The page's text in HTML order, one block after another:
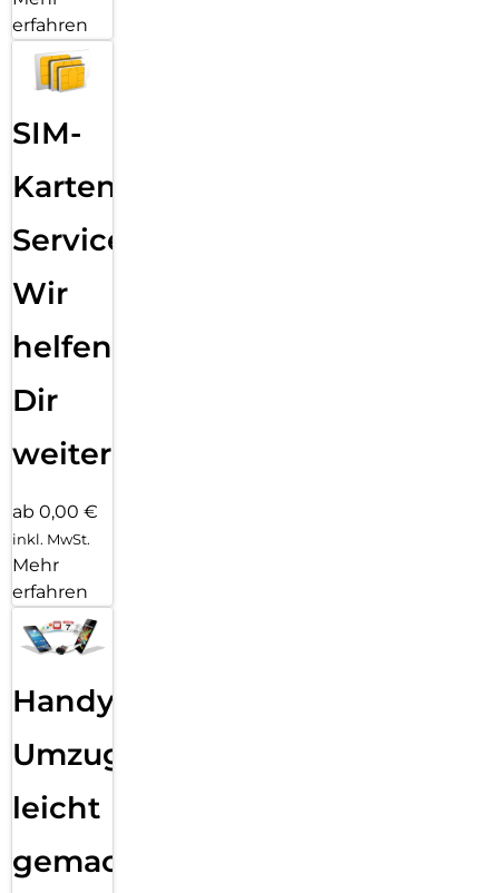
erfahren
SIM-
Karten
Service:
Wir
helfen
Dir
weiter
ab 0,00 €
inkl. MwSt.
Mehr
erfahren
Handy
Umzug
leicht
gemacht!